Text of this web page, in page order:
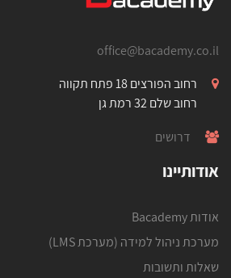
office@bacademy.co.il
רחוב הפורצים 18 פתח תקווה
רחוב שלם 32 רמת גן
דרושים
אודותיינו
אודות Bacademy
מערכת ניהול למידה (מערכת LMS)
שאלות ותשובות